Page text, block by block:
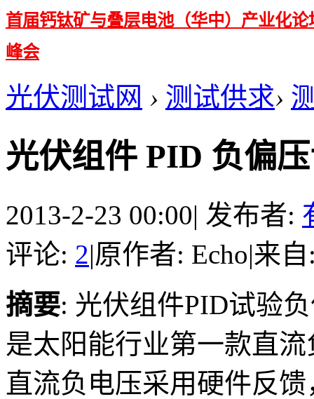
首届钙钛矿与叠层电池（华中）产业化论
峰会
光伏测试网 › 测试供求›
光伏组件 PID 负偏
2013-2-23 00:00| 发布者:
评论: 2|原作者: Echo|来
摘要: 光伏组件PID试验
是太阳能行业第一款直
直流负电压采用硬件反